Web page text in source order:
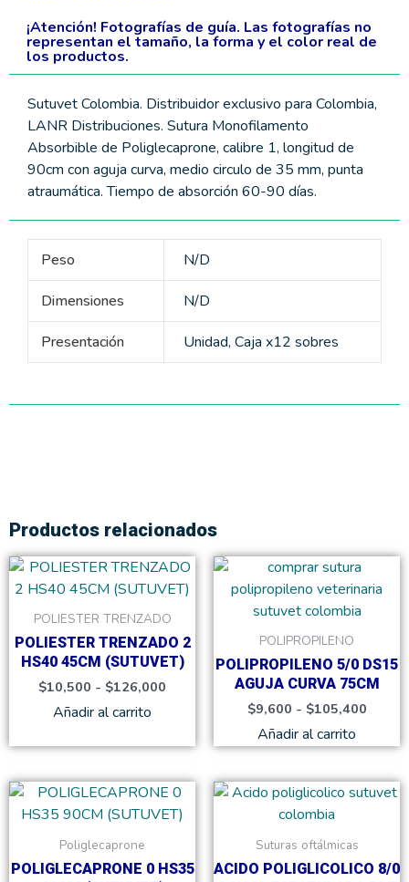
¡Atención! Fotografías de guía. Las fotografías no
representan el tamaño, la forma y el color real de
los productos.
Sutuvet Colombia. Distribuidor exclusivo para Colombia,
LANR Distribuciones. Sutura Monofilamento
Absorbible de Poliglecaprone, calibre 1, longitud de
90cm con aguja curva, medio circulo de 35 mm, punta
atraumática. Tiempo de absorción 60-90 días.
Peso N/D
Dimensiones N/D
Presentación Unidad, Caja x12 sobres
Productos relacionados
POLIESTER TRENZADO
POLIESTER TRENZADO 2
HS40 45CM (SUTUVET)
$10,500 - $126,000
Rango
de
precios:
desde
$10,500
hasta
$126,000
Añadir al carrito
Este
producto
tiene
múltiples
variantes.
opciones
pueden
en
la
página
producto
POLIPROPILENO
POLIPROPILENO 5/0 DS15
AGUJA CURVA 75CM
$9,600 - $105,400
Rango
de
Añadir al carrito
Este
tiene
Las
se
pueden
en
de
Poliglecaprone
POLIGLECAPRONE 0 HS35
Rango
de
precios:
hasta
Este
producto
Suturas oftálmicas
ACIDO POLIGLICOLICO 8/0
hasta
Este